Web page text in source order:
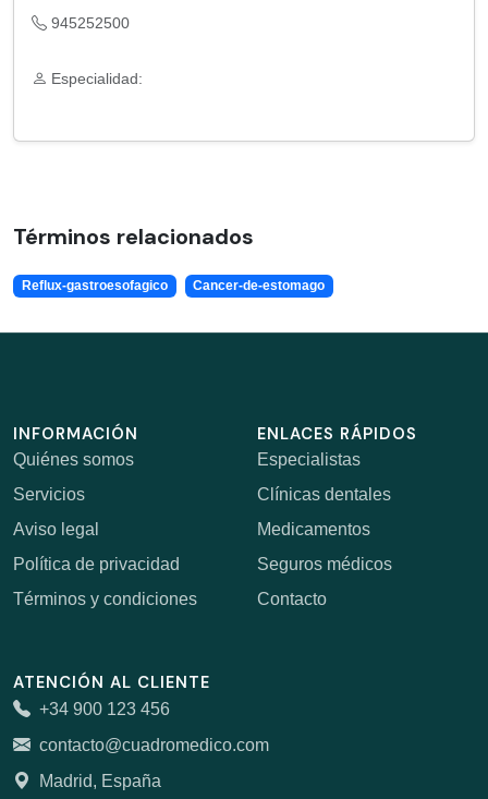
945252500
Especialidad:
Términos relacionados
Reflux-gastroesofagico Cancer-de-estomago
INFORMACIÓN
Quiénes somos
Servicios
Aviso legal
Política de privacidad
Términos y condiciones
ENLACES RÁPIDOS
Especialistas
Clínicas dentales
Medicamentos
Seguros médicos
Contacto
ATENCIÓN AL CLIENTE
+34 900 123 456
contacto@cuadromedico.com
Madrid, España